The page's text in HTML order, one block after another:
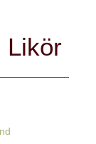
Likör